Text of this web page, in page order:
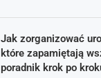
Jak zorganizować
które zapamiętają
poradnik krok po